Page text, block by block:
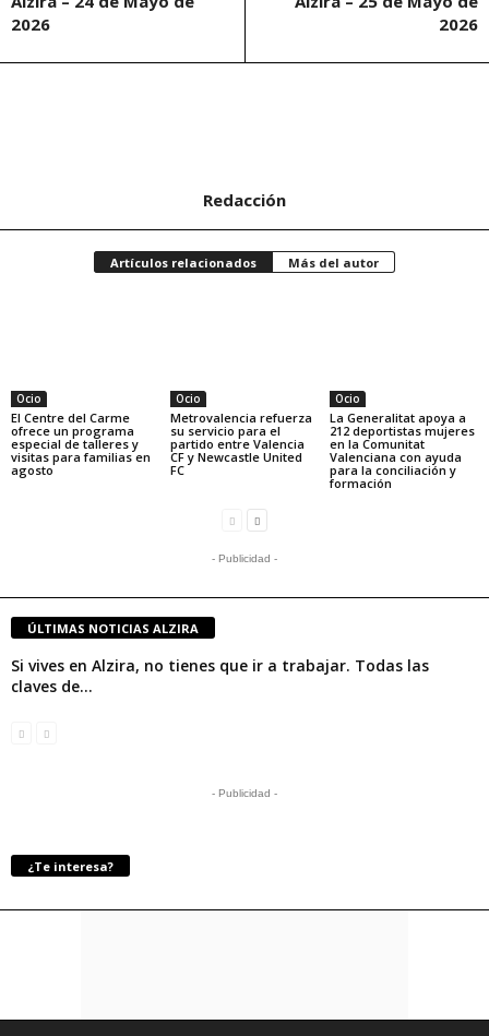
2026
2026
Redacción
Artículos relacionados Más del autor
Ocio
El Centre del Carme
ofrece un programa
especial de talleres y
visitas para familias en
agosto
Ocio
Metrovalencia refuerza
su servicio para el
partido entre Valencia
CF y Newcastle United
FC
Ocio
La Generalitat apoya a
212 deportistas mujeres
en la Comunitat
Valenciana con ayuda
para la conciliación y
formación
- Publicidad -
ÚLTIMAS NOTICIAS ALZIRA
Si vives en Alzira, no tienes que ir a trabajar. Todas las
claves de...
- Publicidad -
¿Te interesa?